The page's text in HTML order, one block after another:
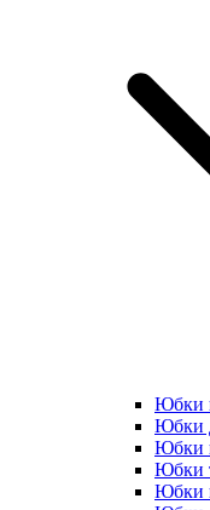
Юбки
Юбки
Юбки
Юбки
Юбки